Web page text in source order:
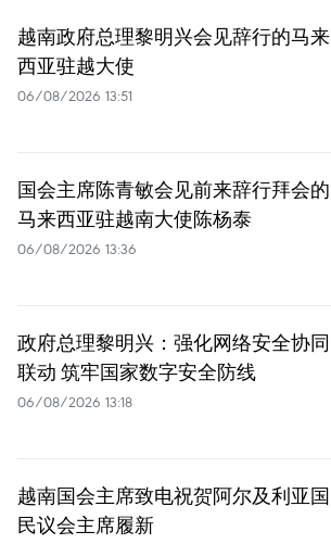
越南政府总理黎明兴会见辞行的马来
西亚驻越大使
06/08/2026 13:51
国会主席陈青敏会见前来辞行拜会的
马来西亚驻越南大使陈杨泰
06/08/2026 13:36
政府总理黎明兴：强化网络安全协同
联动 筑牢国家数字安全防线
06/08/2026 13:18
越南国会主席致电祝贺阿尔及利亚国
民议会主席履新